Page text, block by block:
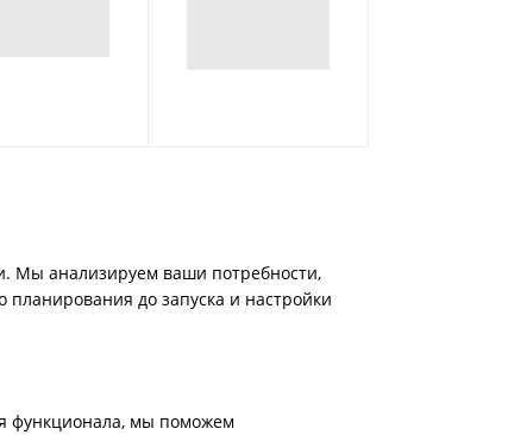
Мы анализируем ваши потребности,
до запуска и настройки
функционала, мы поможем